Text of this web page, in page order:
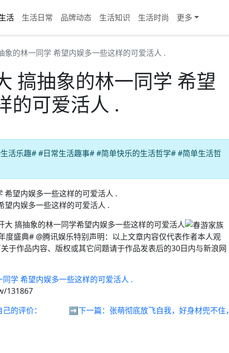
活 生活日常 品牌动态 生活知识 生活时尚 更多
象的林一同学 希望内娱多一些这样的可爱活人 .
搞抽象的林一同学 希望
的可爱活人 .
活乐趣# #日常生活趣事# #简单快乐的生活哲学# #简单生活哲
望内娱多一些这样的可爱活人 .
搞抽象的林一同学希望内娱多一些这样的可爱活人
盛典# @腾讯娱乐特别声明：以上文章内容仅代表作者本人观
于作品内容、版权或其它问题请于作品发表后的30日内与新浪网
学 希望内娱多一些这样的可爱活人 .
131867
的评价： ➡️下一篇： 张萌彻底放飞自我，好身材兜不住，